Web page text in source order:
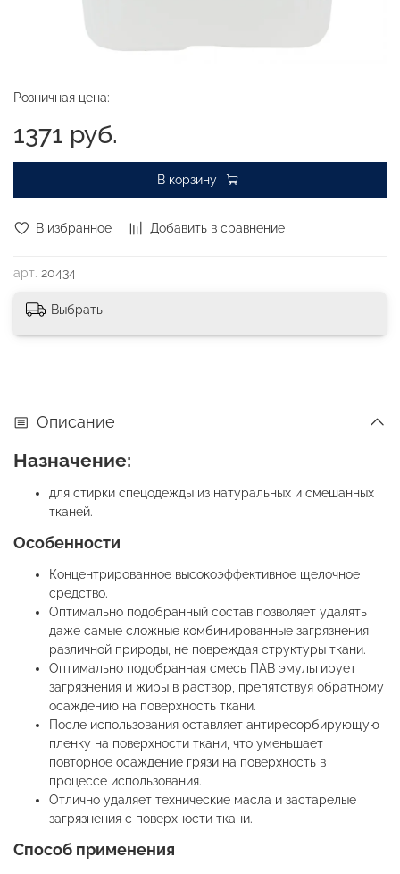
В избранное Добавить в сравнение
арт. 20434
Розничная цена:
1371 руб.
В корзину
Выбрать
Описание
Назначение:
для стирки спецодежды из натуральных и смешанных
тканей.
Особенности
Концентрированное высокоэффективное щелочное
средство.
Оптимально подобранный состав позволяет удалять
даже самые сложные комбинированные загрязнения
различной природы, не повреждая структуры ткани.
Оптимально подобранная смесь ПАВ эмульгирует
загрязнения и жиры в раствор, препятствуя обратному
осаждению на поверхность ткани.
После использования оставляет антиресорбирующую
пленку на поверхности ткани, что уменьшает
повторное осаждение грязи на поверхность в
процессе использования.
Отлично удаляет технические масла и застарелые
загрязнения с поверхности ткани.
Способ применения